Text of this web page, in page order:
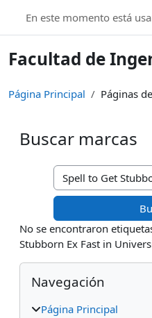
En este momento está
Facultad de
Página Principal Páginas
Buscar marcas
Buscar marcas
No se encontraron
Stubborn Ex Fast in
Bloques
Salta Navegación
Navegación
Página Principal